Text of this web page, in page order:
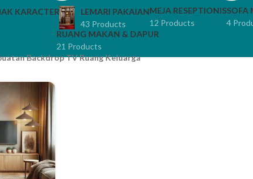
KARACTER
LEMARI PAKAIAN
43 Products
MEJA RESEPTIONIS
12 Products
SOFA
4
RUANG MAKAN & DAPUR
21 Products
Backdrop TV Ruang Keluarga